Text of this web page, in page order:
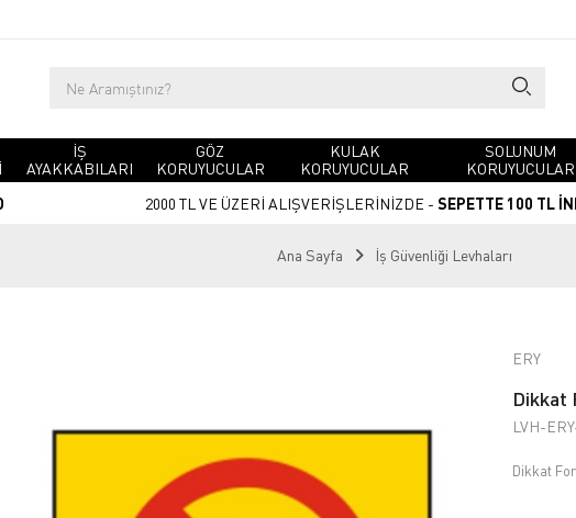
İŞ
AYAKKABILARI
GÖZ
KORUYUCULAR
KULAK
KORUYUCULAR
SOLUNUM
KORUYUCULAR
2000 TL VE ÜZERİ ALIŞVERİŞLERİNİZDE - SEPETTE 100 TL
Ana Sayfa İş Güvenliği Levhaları
ERY
Dikkat
LVH-
Dikkat